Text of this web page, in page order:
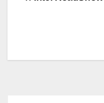
覽